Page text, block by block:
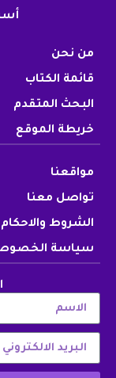
من نحن
قائمة الكتاب
البحث المتقدم
خريطة الموقع
مواقعنا
تواصل معنا
الشروط والاحكام
سياسة